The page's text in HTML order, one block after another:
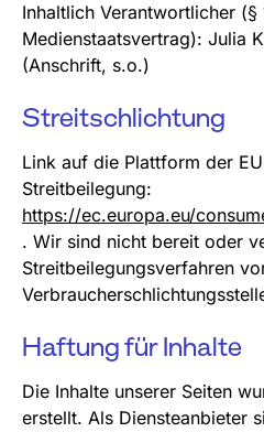
Inhaltlich Verantwortlicher (§
Medienstaatsvertrag): Julia
(Anschrift, s.o.)
Streitschlichtung
Link auf die Plattform der
Streitbeilegung:
https://ec.europa.eu/
. Wir sind nicht bereit oder
Streitbeilegungsverfahren
Haftung für Inhalte
Die Inhalte unserer Seiten
erstellt. Als Diensteanbieter